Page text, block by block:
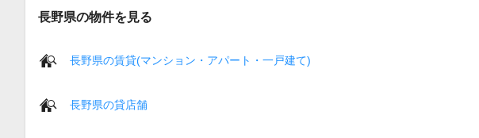
長野県の物件を見る
長野県の賃貸(マンション・アパート・一戸建て)
長野県の貸店舗